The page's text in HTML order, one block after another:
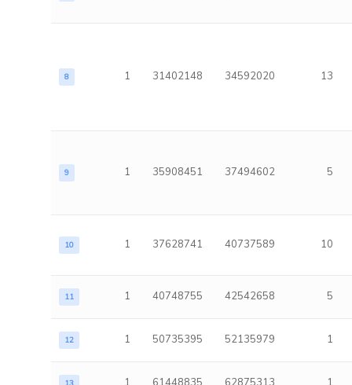
8 1 31402148 34592020 13
9 1 35908451 37494602 5
10 1 37628741 40737589 10
11 1 40748755 42542658 5
12 1 50735395 52135979 1